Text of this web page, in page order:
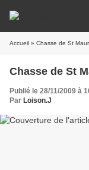
Accueil » Chasse de St
Chasse de St
Publié le 28/11/2009 à
Par Loison.J